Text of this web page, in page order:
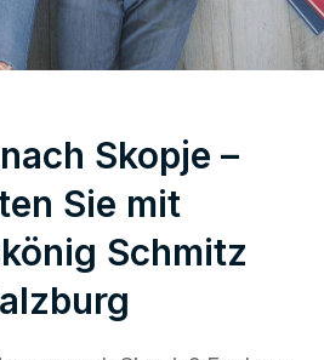
Skopje –
Sie mit
Schmitz